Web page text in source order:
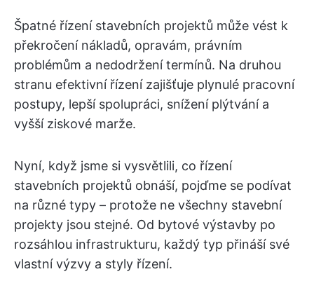
Špatné řízení stavebních projektů může vést k
překročení nákladů, opravám, právním
problémům a nedodržení termínů. Na druhou
stranu efektivní řízení zajišťuje plynulé pracovní
postupy, lepší spolupráci, snížení plýtvání a
vyšší ziskové marže.
Nyní, když jsme si vysvětlili, co řízení
stavebních projektů obnáší, pojďme se podívat
na různé typy – protože ne všechny stavební
projekty jsou stejné. Od bytové výstavby po
rozsáhlou infrastrukturu, každý typ přináší své
vlastní výzvy a styly řízení.